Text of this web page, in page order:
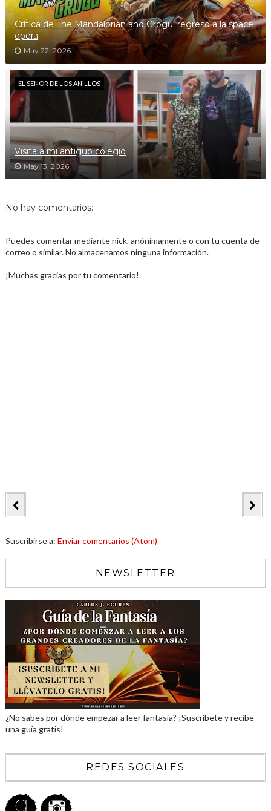
Crítica de The Mandalorian and Grogu: regreso a la space
opera
May 22, 2026
EL SEÑOR DE LOS ANILLOS
Visita a mi antiguo colegio
May 13, 2026
No hay comentarios:
Puedes comentar mediante nick, anónimamente o con tu cuenta de
correo o similar. No almacenamos ninguna información.
¡Muchas gracias por tu comentario!
Suscribirse a: Enviar comentarios (Atom)
NEWSLETTER
¿No sabes por dónde empezar a leer fantasía? ¡Suscríbete y recibe
una guía gratis!
REDES SOCIALES